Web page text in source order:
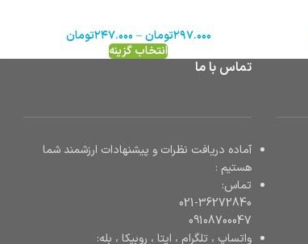
۲۹۷.۰۰۰تومان – ۲۴۷.۰۰۰تومان
انتخاب گزینه
تماس با ما
آماده دریافت نظرات و پیشنهادات ارزشمند شما
هستیم :
تماس:
021-36272840
09108700047
واتساپ ، تلگرام ، ایتا ، روبیکا ، بله: